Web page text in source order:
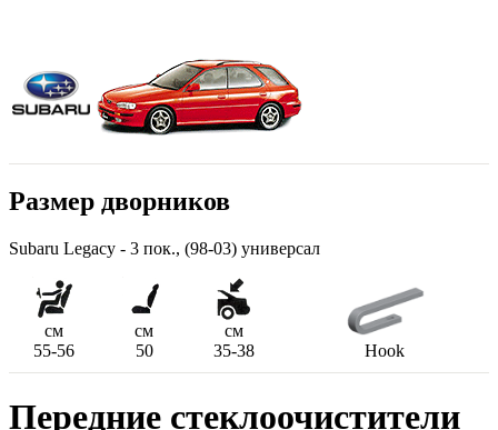
Размер дворников
Subaru Legacy - 3 пок., (98-03) универсал
см см
см
55-56
50 35-38 Hook
Передние стеклоочистители